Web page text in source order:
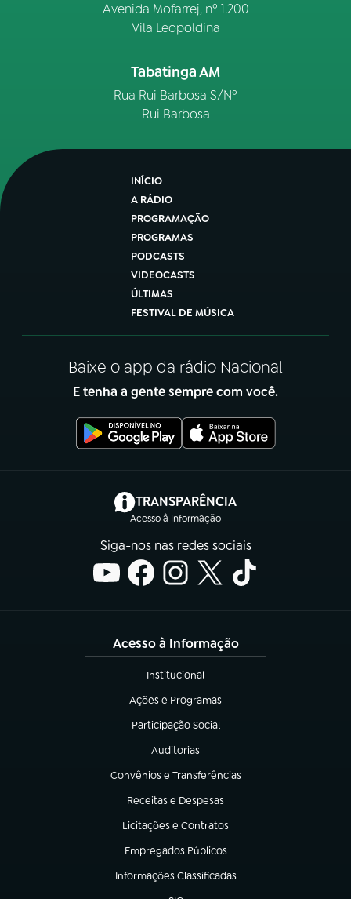
Avenida Mofarrej, nº 1.200
Vila Leopoldina
Tabatinga AM
Rua Rui Barbosa S/Nº
Rui Barbosa
INÍCIO
A RÁDIO
PROGRAMAÇÃO
PROGRAMAS
PODCASTS
VIDEOCASTS
ÚLTIMAS
FESTIVAL DE MÚSICA
Baixe o app da rádio Nacional
E tenha a gente sempre com você.
TRANSPARÊNCIA
Acesso à Informação
(abre em nova aba)
Siga-nos nas redes sociais
Acesso à Informação
Institucional
(abre em nova aba)
Ações e Programas
(abre em nova aba)
Participação Social
(abre em nova aba)
Auditorias
(abre em nova aba)
Convênios e Transferências
(abre em nova aba)
Receitas e Despesas
(abre em nova aba)
Licitações e Contratos
(abre em nova aba)
Empregados Públicos
(abre em nova aba)
Informações Classificadas
(abre em nova aba)